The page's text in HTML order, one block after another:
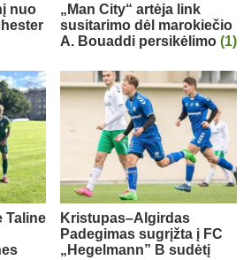
nuo
„Man City“ artėja link
susitarimo dėl marokiečio
A. Bouaddi persikėlimo (1)
Taline
Kristupas–Algirdas
Padegimas sugrįžta į FC
„Hegelmann” B sudėtį